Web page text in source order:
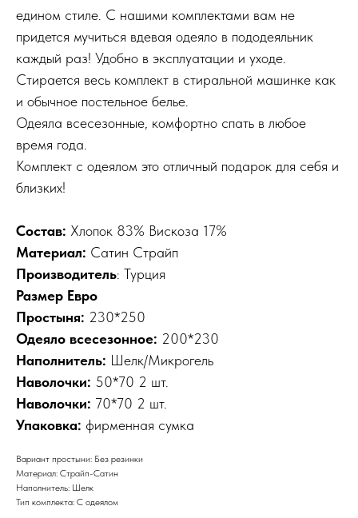
едином стиле. С нашими комплектами вам не
придется мучиться вдевая одеяло в пододеяльник
каждый раз! Удобно в эксплуатации и уходе.
Стирается весь комплект в стиральной машинке как
и обычное постельное белье.
Одеяла всесезонные, комфортно спать в любое
время года.
Комплект с одеялом это отличный подарок для себя и
близких!
Состав: Хлопок 83% Вискоза 17%
Материал: Сатин Страйп
Производитель: Турция
Размер Евро
Простыня: 230*250
Одеяло всесезонное: 200*230
Наполнитель: Шелк/Микрогель
Наволочки: 50*70 2 шт.
Наволочки: 70*70 2 шт.
Упаковка: фирменная сумка
Вариант простыни: Без резинки
Материал: Страйп-Сатин
Наполнитель: Шелк
Тип комплекта: С одеялом